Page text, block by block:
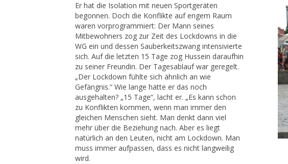
Er hat die Isolation mit neuen Sportgeräten
begonnen. Doch die Konflikte auf engem Raum
waren vorprogrammiert: Der Mann seines
Mitbewohners zog zur Zeit des Lockdowns in die
WG ein und dessen Sauberkeitszwang intensivierte
sich. Auf die letzten 15 Tage zog Hussein daraufhin
zu seiner Freundin. Der Tagesablauf war geregelt.
„Der Lockdown fühlte sich ähnlich an wie
Gefängnis.“ Wie lange hätte er das noch
ausgehalten? „15 Tage“, lacht er. „Es kann schon
zu Konflikten kommen, wenn man immer den
gleichen Menschen sieht. Man denkt dann viel
mehr über die Beziehung nach. Aber es liegt
natürlich an den Leuten, nicht am Lockdown. Man
muss immer aufpassen, dass es nicht langweilig
wird.